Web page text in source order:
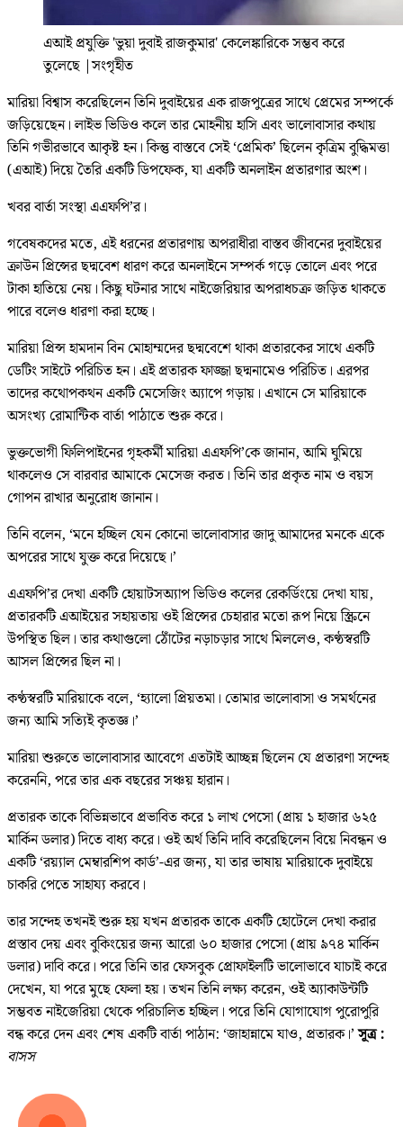
এআই প্রযুক্তি 'ভুয়া দুবাই রাজকুমার' কেলেঙ্কারিকে সম্ভব করে
তুলেছে |সংগৃহীত
মারিয়া বিশ্বাস করেছিলেন তিনি দুবাইয়ের এক রাজপুত্রের সাথে প্রেমের সম্পর্কে
জড়িয়েছেন। লাইভ ভিডিও কলে তার মোহনীয় হাসি এবং ভালোবাসার কথায়
তিনি গভীরভাবে আকৃষ্ট হন। কিন্তু বাস্তবে সেই ‘প্রেমিক’ ছিলেন কৃত্রিম বুদ্ধিমত্তা
(এআই) দিয়ে তৈরি একটি ডিপফেক, যা একটি অনলাইন প্রতারণার অংশ।
খবর বার্তা সংস্থা এএফপি’র।
গবেষকদের মতে, এই ধরনের প্রতারণায় অপরাধীরা বাস্তব জীবনের দুবাইয়ের
ক্রাউন প্রিন্সের ছদ্মবেশ ধারণ করে অনলাইনে সম্পর্ক গড়ে তোলে এবং পরে
টাকা হাতিয়ে নেয়। কিছু ঘটনার সাথে নাইজেরিয়ার অপরাধচক্র জড়িত থাকতে
পারে বলেও ধারণা করা হচ্ছে।
মারিয়া প্রিন্স হামদান বিন মোহাম্মদের ছদ্মবেশে থাকা প্রতারকের সাথে একটি
ডেটিং সাইটে পরিচিত হন। এই প্রতারক ফাজ্জা ছদ্মনামেও পরিচিত। এরপর
তাদের কথোপকথন একটি মেসেজিং অ্যাপে গড়ায়। এখানে সে মারিয়াকে
অসংখ্য রোমান্টিক বার্তা পাঠাতে শুরু করে।
ভুক্তভোগী ফিলিপাইনের গৃহকর্মী মারিয়া এএফপি’কে জানান, আমি ঘুমিয়ে
থাকলেও সে বারবার আমাকে মেসেজ করত। তিনি তার প্রকৃত নাম ও বয়স
গোপন রাখার অনুরোধ জানান।
তিনি বলেন, ‘মনে হচ্ছিল যেন কোনো ভালোবাসার জাদু আমাদের মনকে একে
অপরের সাথে যুক্ত করে দিয়েছে।’
এএফপি’র দেখা একটি হোয়াটসঅ্যাপ ভিডিও কলের রেকর্ডিংয়ে দেখা যায়,
প্রতারকটি এআইয়ের সহায়তায় ওই প্রিন্সের চেহারার মতো রূপ নিয়ে স্ক্রিনে
উপস্থিত ছিল। তার কথাগুলো ঠোঁটের নড়াচড়ার সাথে মিললেও, কণ্ঠস্বরটি
আসল প্রিন্সের ছিল না।
কণ্ঠস্বরটি মারিয়াকে বলে, ‘হ্যালো প্রিয়তমা। তোমার ভালোবাসা ও সমর্থনের
জন্য আমি সত্যিই কৃতজ্ঞ।’
মারিয়া শুরুতে ভালোবাসার আবেগে এতটাই আচ্ছন্ন ছিলেন যে প্রতারণা সন্দেহ
করেননি, পরে তার এক বছরের সঞ্চয় হারান।
প্রতারক তাকে বিভিন্নভাবে প্রভাবিত করে ১ লাখ পেসো (প্রায় ১ হাজার ৬২৫
মার্কিন ডলার) দিতে বাধ্য করে। ওই অর্থ তিনি দাবি করেছিলেন বিয়ে নিবন্ধন ও
একটি ‘রয়্যাল মেম্বারশিপ কার্ড’-এর জন্য, যা তার ভাষায় মারিয়াকে দুবাইয়ে
চাকরি পেতে সাহায্য করবে।
তার সন্দেহ তখনই শুরু হয় যখন প্রতারক তাকে একটি হোটেলে দেখা করার
প্রস্তাব দেয় এবং বুকিংয়ের জন্য আরো ৬০ হাজার পেসো (প্রায় ৯৭৪ মার্কিন
ডলার) দাবি করে। পরে তিনি তার ফেসবুক প্রোফাইলটি ভালোভাবে যাচাই করে
দেখেন, যা পরে মুছে ফেলা হয়। তখন তিনি লক্ষ্য করেন, ওই অ্যাকাউন্টটি
সম্ভবত নাইজেরিয়া থেকে পরিচালিত হচ্ছিল। পরে তিনি যোগাযোগ পুরোপুরি
বন্ধ করে দেন এবং শেষ একটি বার্তা পাঠান: ‘জাহান্নামে যাও, প্রতারক।’সূত্র :
বাসস